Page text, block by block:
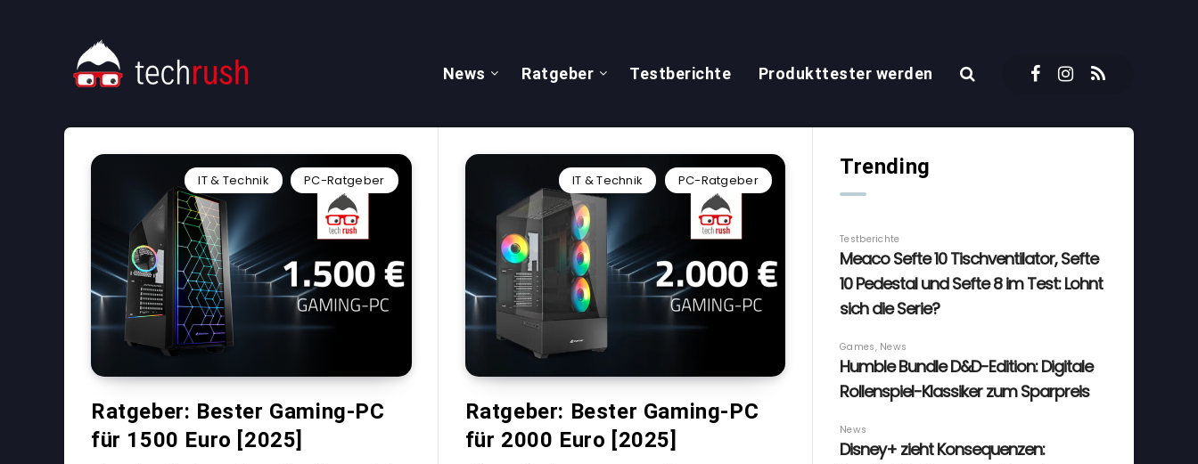
News Ratgeber Testberichte Produkttester werden
IT & Technik PC-Ratgeber
Ratgeber: Bester Gaming-PC
für 1500 Euro [2025]
IT & Technik PC-Ratgeber
Ratgeber: Bester Gaming-PC
für 2000 Euro [2025]
Trending